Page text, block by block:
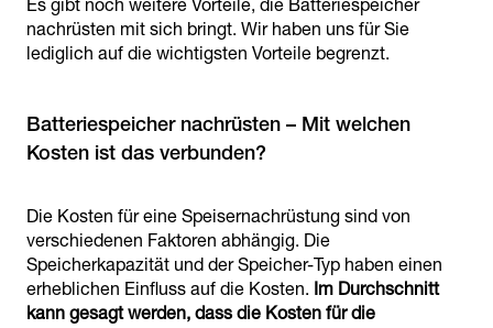
Es gibt noch weitere Vorteile, die Batteriespeicher
nachrüsten mit sich bringt. Wir haben uns für Sie
lediglich auf die wichtigsten Vorteile begrenzt.
Batteriespeicher nachrüsten – Mit welchen
Kosten ist das verbunden?
Die Kosten für eine Speisernachrüstung sind von
verschiedenen Faktoren abhängig. Die
Speicherkapazität und der Speicher-Typ haben einen
erheblichen Einfluss auf die Kosten. Im Durchschnitt
kann gesagt werden, dass die Kosten für die